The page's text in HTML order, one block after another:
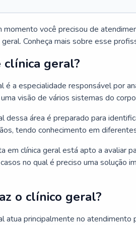
momento você precisou de
Conheça mais sobre esse
clínica geral?
é a especialidade responsável por
visão de vários sistemas do
dessa área é preparado para
tendo conhecimento em
em clínica geral está apto a avaliar
no qual é preciso uma solução
o clínico geral?
atua principalmente no atendimento